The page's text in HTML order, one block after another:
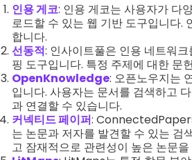
인용 게코: 인용 게코는 사용자가 다
로드할 수 있는 웹 기반 도구입니다.
합니다.
선동적: 인사이트풀은 인용 네트워
핑 도구입니다. 특정 주제에 대한 문
OpenKnowledge: 오픈노우지는
입니다. 사용자는 문서를 검색하고
과 연결할 수 있습니다.
커넥티드 페이퍼:
는 논문과 저자를 발견할 수 있는 검
고 잠재적으로 관련성이 높은 논문